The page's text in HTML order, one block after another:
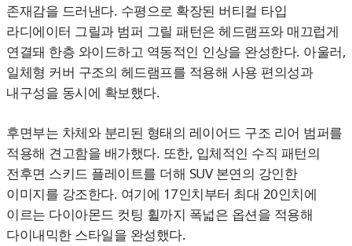
존재감을 드러낸다. 수평으로 확장된 버티컬 타입
라디에이터 그릴과 범퍼 그릴 패턴은 헤드램프와 매끄럽게
연결돼 한층 와이드하고 역동적인 인상을 완성한다. 아울러,
일체형 커버 구조의 헤드램프를 적용해 사용 편의성과
내구성을 동시에 확보했다.
후면부는 차체와 분리된 형태의 레이어드 구조 리어 범퍼를
적용해 견고함을 배가했다. 또한, 입체적인 수직 패턴의
전후면 스키드 플레이트를 더해 SUV 본연의 강인한
이미지를 강조한다. 여기에 17인치부터 최대 20인치에
이르는 다이아몬드 컷팅 휠까지 폭넓은 옵션을 적용해
다이내믹한 스타일을 완성했다.